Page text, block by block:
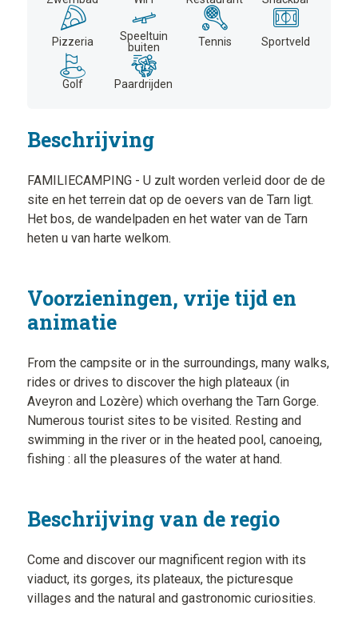
Pizzeria
Speeltuin
buiten
Tennis Sportveld
Golf Paardrijden
Beschrijving
FAMILIECAMPING - U zult worden verleid door de de
site en het terrein dat op de oevers van de Tarn ligt.
Het bos, de wandelpaden en het water van de Tarn
heten u van harte welkom.
Voorzieningen, vrije tijd en
animatie
From the campsite or in the surroundings, many walks,
rides or drives to discover the high plateaux (in
Aveyron and Lozère) which overhang the Tarn Gorge.
Numerous tourist sites to be visited. Resting and
swimming in the river or in the heated pool, canoeing,
fishing : all the pleasures of the water at hand.
Beschrijving van de regio
Come and discover our magnificent region with its
viaduct, its gorges, its plateaux, the picturesque
villages and the natural and gastronomic curiosities.